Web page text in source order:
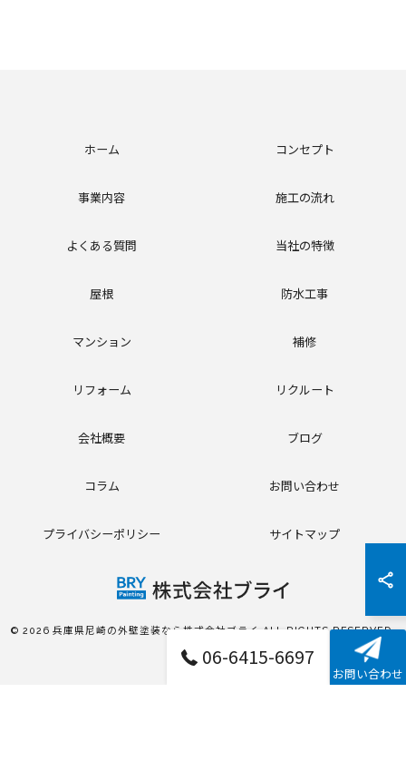
06-6415-6697
お問い合わせ
ホーム コンセプト
事業内容 施工の流れ
よくある質問 当社の特徴
屋根 防水工事
マンション 補修
リフォーム リクルート
会社概要 ブログ
コラム お問い合わせ
プライバシーポリシー サイトマップ
© 2026 兵庫県尼崎の外壁塗装なら株式会社ブライ ALL RIGHTS RESERVED.